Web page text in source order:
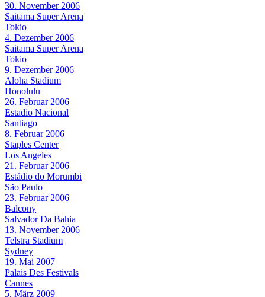
30. November 2006
Saitama Super Arena
Tokio
4. Dezember 2006
Saitama Super Arena
Tokio
9. Dezember 2006
Aloha Stadium
Honolulu
26. Februar 2006
Estadio Nacional
Santiago
8. Februar 2006
Staples Center
Los Angeles
21. Februar 2006
Estádio do Morumbi
São Paulo
23. Februar 2006
Balcony
Salvador Da Bahia
13. November 2006
Telstra Stadium
Sydney
19. Mai 2007
Palais Des Festivals
Cannes
5. März 2009